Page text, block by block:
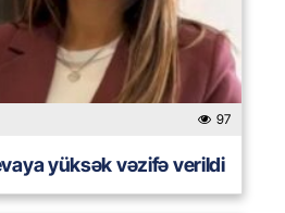
97
yüksək vəzifə verildi